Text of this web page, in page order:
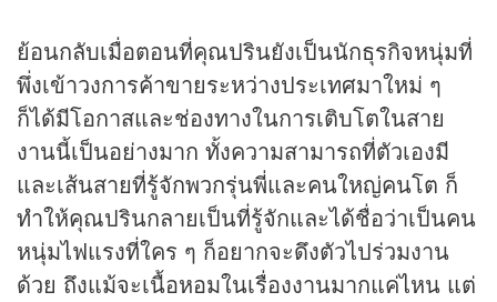
ย้อนกลับเมื่อตอนที่คุณปรินยังเป็นนักธุรกิจหนุ่มที่
พึ่งเข้าวงการค้าขายระหว่างประเทศมาใหม่ ๆ
ก็ได้มีโอกาสและช่องทางในการเติบโตในสาย
งานนี้เป็นอย่างมาก ทั้งความสามารถที่ตัวเองมี
และเส้นสายที่รู้จักพวกรุ่นพี่และคนใหญ่คนโต ก็
ทำให้คุณปรินกลายเป็นที่รู้จักและได้ชื่อว่าเป็นคน
หนุ่มไฟแรงที่ใคร ๆ ก็อยากจะดึงตัวไปร่วมงาน
ด้วย ถึงแม้จะเนื้อหอมในเรื่องงานมากแค่ไหน แต่